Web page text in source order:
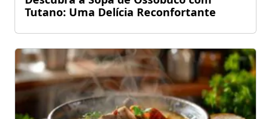
Tutano: Uma Delícia Reconfortante